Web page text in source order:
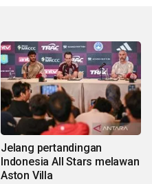
Jelang pertandingan
Indonesia All Stars melawan
Aston Villa